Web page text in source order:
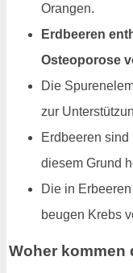
Orangen.
Erdbeeren
Osteoporose
Die
zur
Erdbeeren
diesem Grund
Die in
beugen Krebs
Woher kommen